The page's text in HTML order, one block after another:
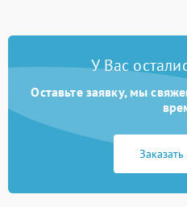
У Вас
Оставьте заявку, мы